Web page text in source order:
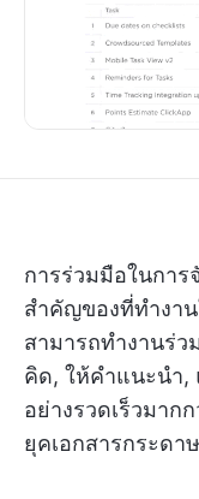
การร่วมมือในการ
สำคัญของที่ทำงา
สามารถทำงานร่ว
คิด, ให้คำแนะนำ,
อย่างรวดเร็วมาก
ยุคเอกสารกระดา